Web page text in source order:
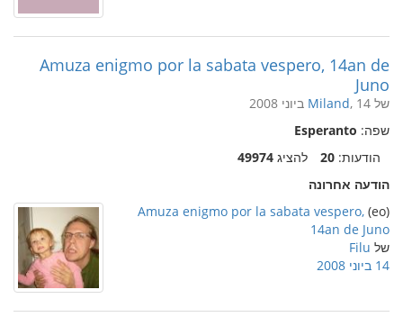
Amuza enigmo por la sabata vespero, 14an de
Juno
של Miland, 14 ביוני 2008
שפה: Esperanto
הודעות: 20 להציג 49974
הודעה אחרונה
(eo)
Amuza enigmo por la sabata vespero,
14an de Juno
של Filu
14 ביוני 2008